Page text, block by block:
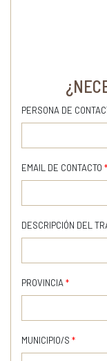
PERSONA DE
EMAIL DE CONTACTO *
DESCRIPCIÓN DEL
PROVINCIA *
MUNICIPIO/S *